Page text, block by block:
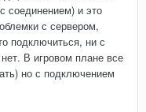
соединением) и это
с сервером,
подключиться, ни с
В игровом плане все
но с подключением